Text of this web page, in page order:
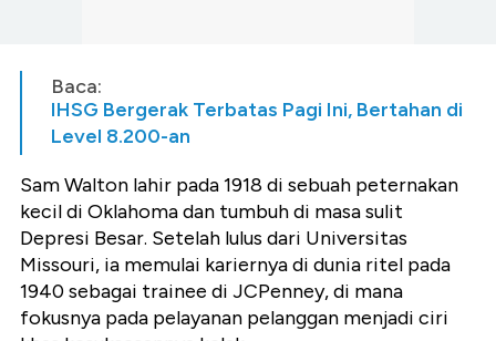
Baca:
IHSG Bergerak Terbatas Pagi Ini, Bertahan di
Level 8.200-an
Sam Walton lahir pada 1918 di sebuah peternakan
kecil di Oklahoma dan tumbuh di masa sulit
Depresi Besar. Setelah lulus dari Universitas
Missouri, ia memulai kariernya di dunia ritel pada
1940 sebagai trainee di JCPenney, di mana
fokusnya pada pelayanan pelanggan menjadi ciri